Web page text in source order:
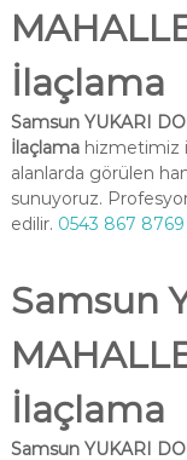
İlaçlama
Samsun YUKARI
İlaçlamahizmetimiz
alanlarda görülen
sunuyoruz.
edilir. 0543 867 8769
Samsun
İlaçlama
Samsun YUKARI